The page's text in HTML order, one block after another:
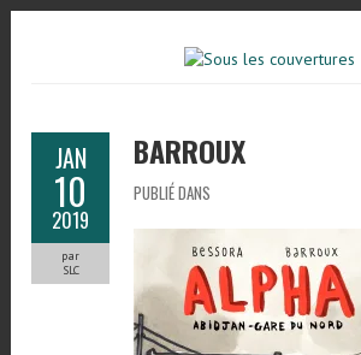
JAN
10
2019
par
SLC
BARROUX
PUBLIÉ DANS